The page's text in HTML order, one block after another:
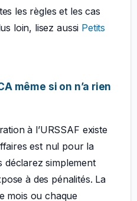
les règles et les cas
loin, lisez aussi Petits
même si on n’a rien
à l’URSSAF existe
est nul pour la
déclarez simplement
à des pénalités. La
mois ou chaque